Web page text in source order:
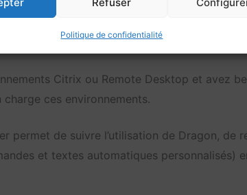
Politique de confidentialité
de s’ancrer dans une fenêtre de texte
Citrix ou Remote Desktop et avez
ces environnements.
permet de suivre l’utilisation de Dragon,
et textes automatiques personnalisés)